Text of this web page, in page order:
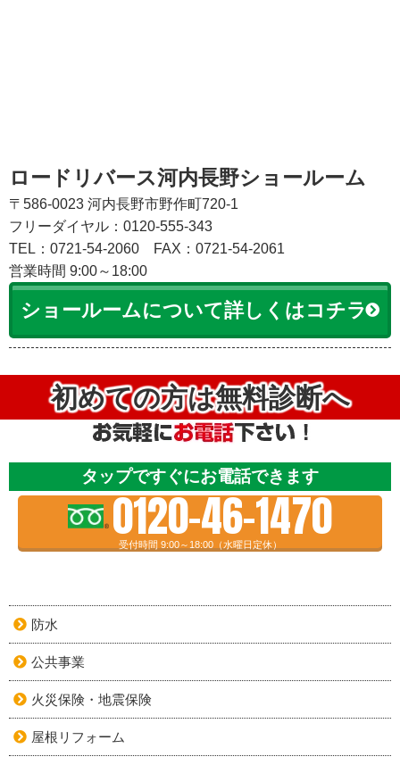
ロードリバース河内長野ショールーム
〒586-0023 河内長野市野作町720-1
フリーダイヤル：0120-555-343
TEL：0721-54-2060
FAX：0721-54-2061
営業時間 9:00～18:00
ショールームについて詳しくはコチラ
初めての方は無料診断へ
タップですぐにお電話できます
0120-46-1470
受付時間 9:00～18:00（水曜日定休）
防水
公共事業
火災保険・地震保険
屋根リフォーム